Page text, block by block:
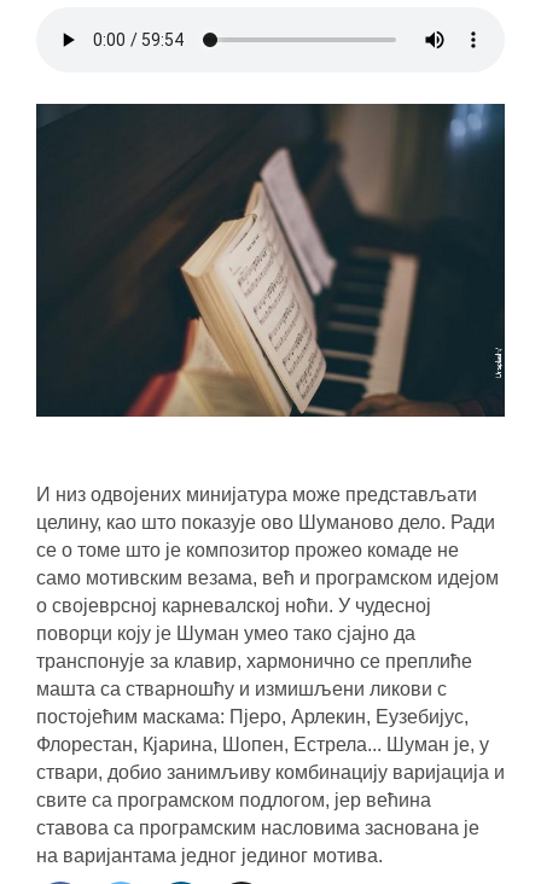
И низ одвојених минијатура може представљати
целину, као што показује ово Шуманово дело. Ради
се о томе што је композитор прожео комаде не
само мотивским везама, већ и програмском идејом
о својеврсној карневалској ноћи. У чудесној
поворци коју је Шуман умео тако сјајно да
транспонује за клавир, хармонично се преплиће
машта са стварношћу и измишљени ликови с
постојећим маскама: Пјеро, Арлекин, Еузебијус,
Флорестан, Кјарина, Шопен, Естрела... Шуман је, у
ствари, добио занимљиву комбинацију варијација и
свите са програмском подлогом, јер већина
ставова са програмским насловима заснована је
на варијантама једног јединог мотива.